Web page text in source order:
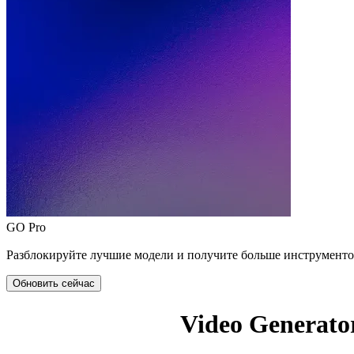
GO Pro
Разблокируйте лучшие модели и получите больше
Обновить сейчас
Video